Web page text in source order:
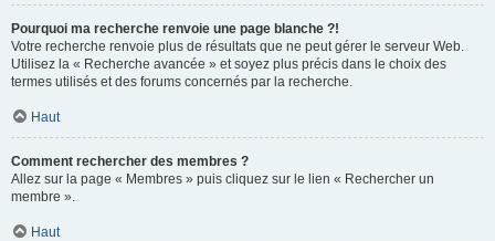
Pourquoi ma recherche renvoie une page blanche ?!
Votre recherche renvoie plus de résultats que ne peut gérer le serveur Web.
Utilisez la « Recherche avancée » et soyez plus précis dans le choix des
termes utilisés et des forums concernés par la recherche.
Haut
Comment rechercher des membres ?
Allez sur la page « Membres » puis cliquez sur le lien « Rechercher un
membre ».
Haut